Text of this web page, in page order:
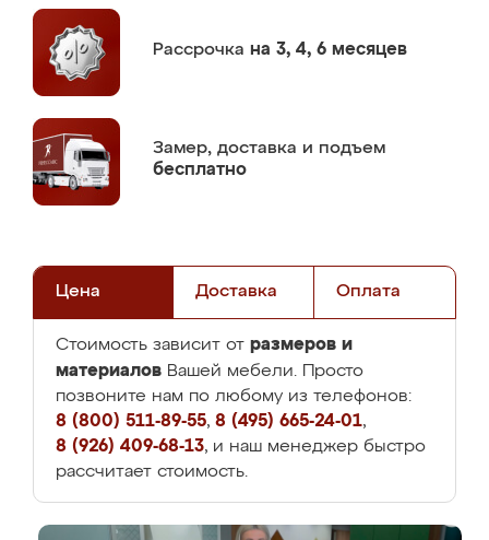
Рассрочка на 3, 4, 6 месяцев
Замер, доставка и подъем
бесплатно
Цена Доставка Оплата
Стоимость зависит от размеров и
материалов Вашей мебели. Просто
позвоните нам по любому из телефонов:
8 (800) 511-89-55, 8 (495) 665-24-01,
8 (926) 409-68-13, и наш менеджер быстро
рассчитает стоимость.